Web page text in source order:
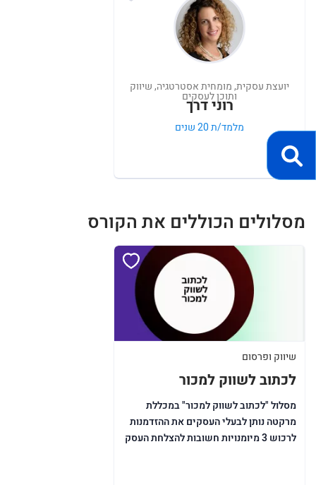
יועצת עסקית, מומחית אסטרטגיה, שיווק
ותוכן לעסקים
רוני דרך
מלמד/ת 20 שנים
מסלולים הכוללים את הקורס
שיווק ופרסום
לכתוב לשווק למכור
מסלול "לכתוב לשווק למכור" במכללת
מרקטה נותן לבעלי העסקים את ההזדמנות
לרכוש 3 מיומנויות חשובות להצלחת העסק